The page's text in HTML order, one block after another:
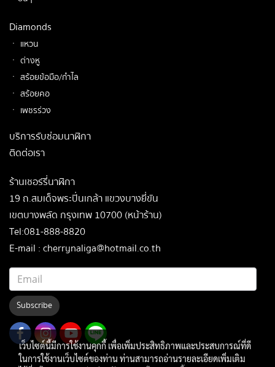
Diamonds
ㆍ แหวน
ㆍ ต่างหู
ㆍ สร้อยข้อมือ/กำไล
ㆍ สร้อยคอ
ㆍ เพชรร่วง
บริการรับซ่อมนาฬิกา
ติดต่อเรา
ร้านเชอร์รี่นาฬิกา
19 ถ.สมเด็จพระปิ่นเกล้า แขวงบางยี่ขัน
เขตบางพลัด กรุงเทพ 10700 (หน้าร้าน)
Tel:081-888-8820
E-mail : cherrynaliga@hotmail.co.th
Subscribe
เว็บไซต์นี้มีการใช้งานคุกกี้ เพื่อเพิ่มประสิทธิภาพและประสบการณ์ที่ดี
ในการใช้งานเว็บไซต์ของท่าน ท่านสามารถอ่านรายละเอียดเพิ่มเติม